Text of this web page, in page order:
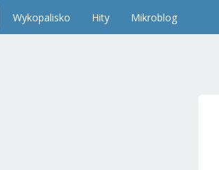
Wykopalisko Hity Mikroblog